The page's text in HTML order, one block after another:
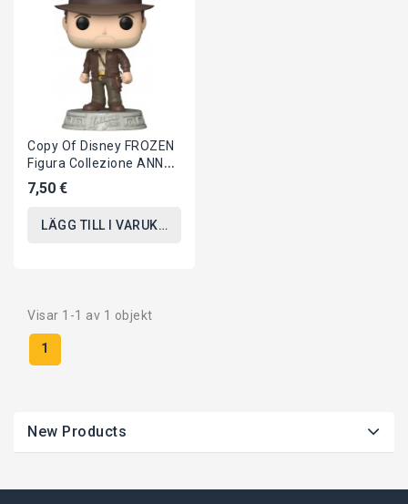
Copy Of Disney FROZEN
Figura Collezione ANNA
10cm POP 81 Originale
FUNKO...
7,50 €
LÄGG TILL I VARUKORGEN
Visar 1-1 av 1 objekt
1
New Products